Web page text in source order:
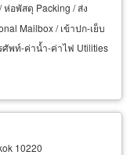
/ ห่อพัสดุ Packing / ส่ง
Mailbox / เข้าปก-เย็บ
ศัพท์-ค่าน้ำ-ค่าไฟ Utilities
10220